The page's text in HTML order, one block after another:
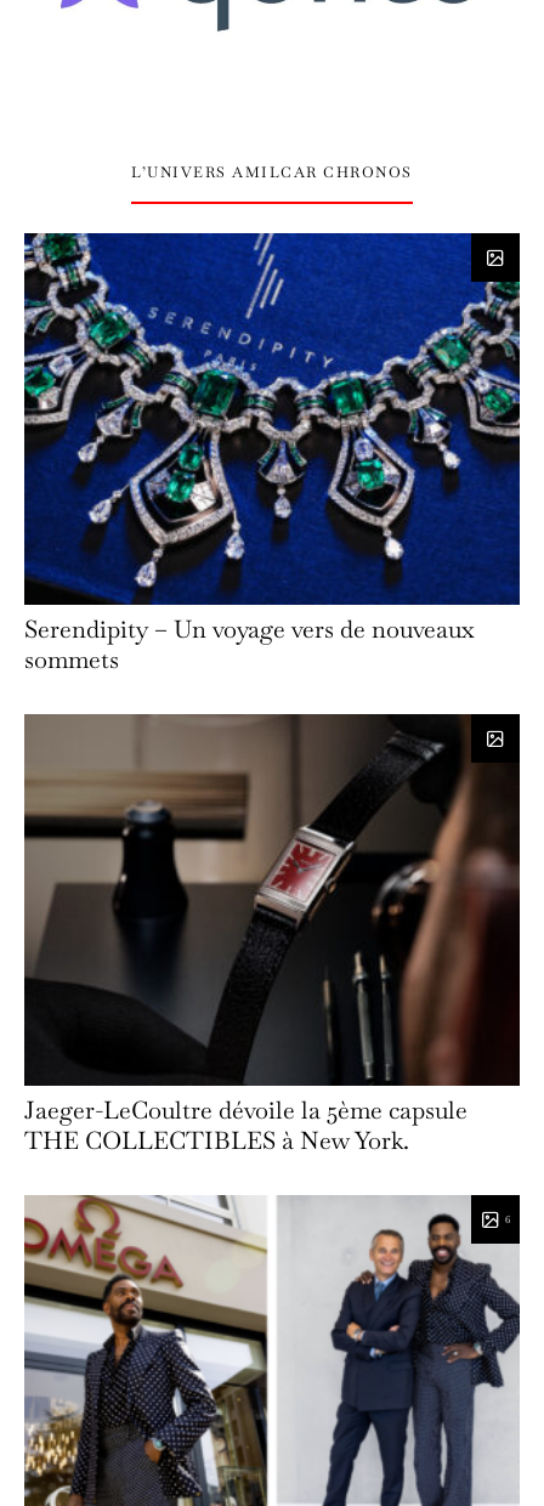
L’UNIVERS AMILCAR CHRONOS
Serendipity – Un voyage vers de nouveaux
sommets
Jaeger-LeCoultre dévoile la 5ème capsule
THE COLLECTIBLES à New York.
6